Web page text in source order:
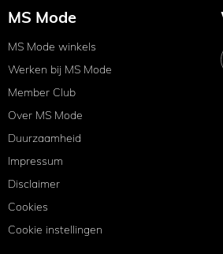
MS Mode
MS Mode winkels
Werken bij MS Mode
Member Club
Over MS Mode
Duurzaamheid
Impressum
Disclaimer
Cookies
Cookie instellingen